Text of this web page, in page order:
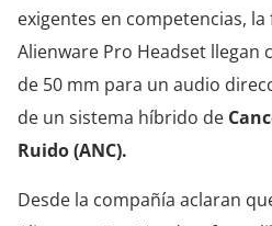
exigentes en competencias,
Alienware Pro Headset llegan
de 50 mm para un audio
de un sistema híbrido de
Ruido (ANC).
Desde la compañía aclaran